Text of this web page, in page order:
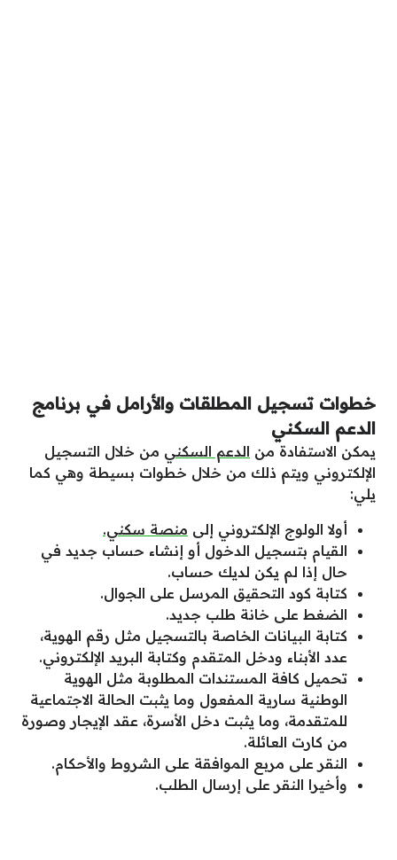
خطوات تسجيل المطلقات والأرامل في برنامج
الدعم السكني
يمكن الاستفادة من الدعم السكني من خلال التسجيل
الإلكتروني ويتم ذلك من خلال خطوات بسيطة وهي كما
يلي:
أولا الولوج الإلكتروني إلى منصة سكني.
القيام بتسجيل الدخول أو إنشاء حساب جديد في
حال إذا لم يكن لديك حساب.
كتابة كود التحقيق المرسل على الجوال.
الضغط على خانة طلب جديد.
كتابة البيانات الخاصة بالتسجيل مثل رقم الهوية،
عدد الأبناء ودخل المتقدم وكتابة البريد الإلكتروني.
تحميل كافة المستندات المطلوبة مثل الهوية
الوطنية سارية المفعول وما يثبت الحالة الاجتماعية
للمتقدمة، وما يثبت دخل الأسرة، عقد الإيجار وصورة
من كارت العائلة.
النقر على مربع الموافقة على الشروط والأحكام.
وأخيرا النقر على إرسال الطلب.